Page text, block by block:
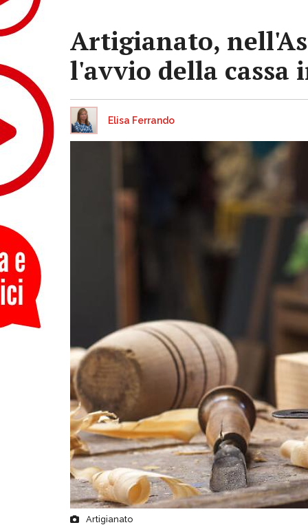
Artigianato,
l'avvio della cassa
Elisa Ferrando
Artigianato